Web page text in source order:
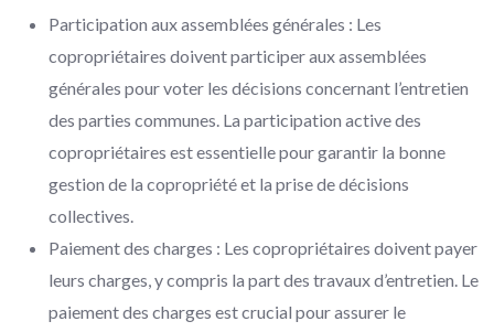
Participation aux assemblées générales : Les
copropriétaires doivent participer aux assemblées
générales pour voter les décisions concernant l’entretien
des parties communes. La participation active des
copropriétaires est essentielle pour garantir la bonne
gestion de la copropriété et la prise de décisions
collectives.
Paiement des charges : Les copropriétaires doivent payer
leurs charges, y compris la part des travaux d’entretien. Le
paiement des charges est crucial pour assurer le